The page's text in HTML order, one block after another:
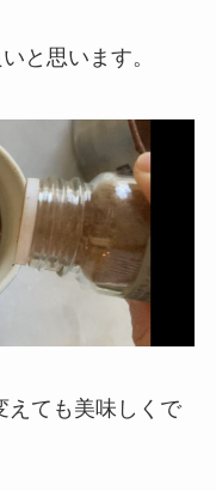
と思います。
ても美味しくで